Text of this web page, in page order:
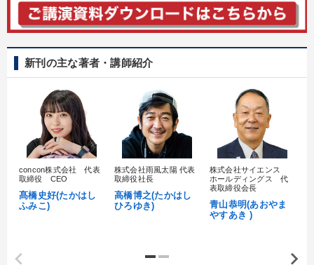
新刊の主な著者・講師紹介
concon株式会社 代表
取締役 CEO
髙橋史好(たかはし
ふみこ)
株式会社雨風太陽 代表
取締役社長
高橋博之(たかはし
ひろゆき)
株式会社サイエンス
ホールディングス 代
表取締役会長
青山恭明(あおやま
やすあき )